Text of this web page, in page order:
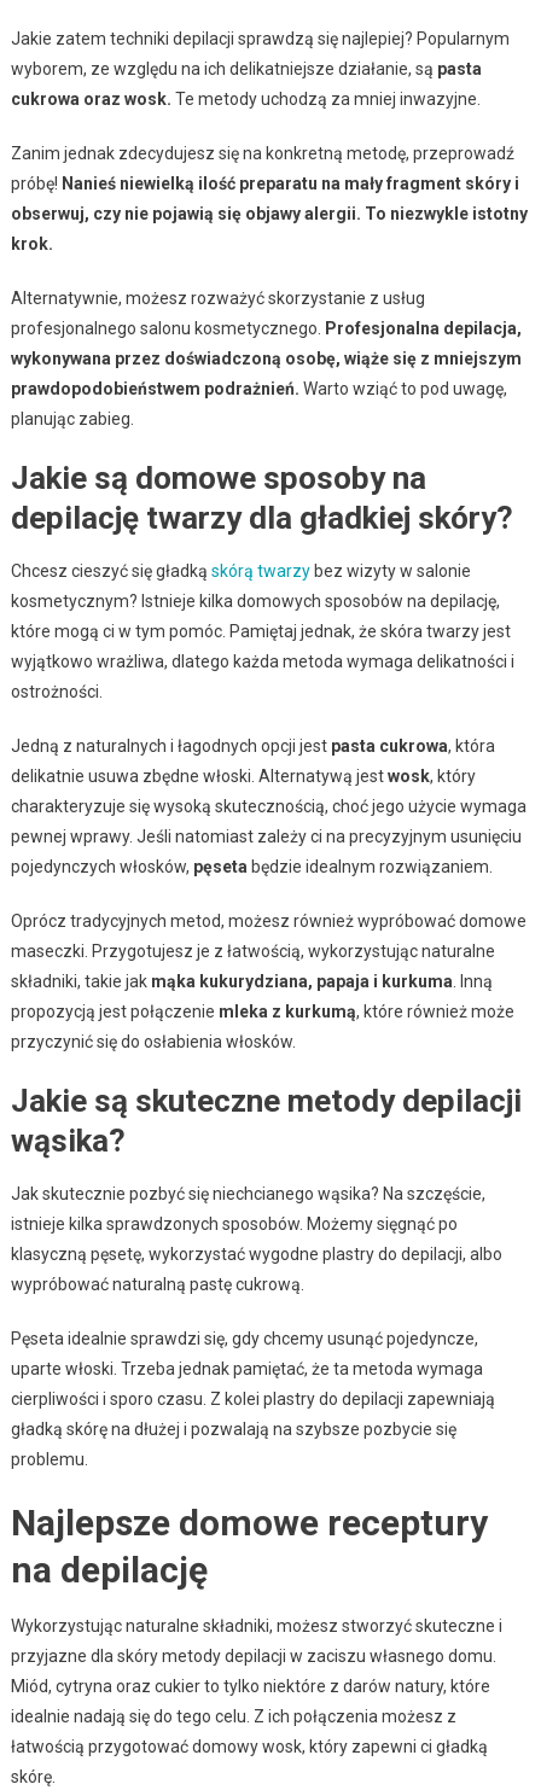
Jakie zatem techniki depilacji sprawdzą się najlepiej? Popularnym
wyborem, ze względu na ich delikatniejsze działanie, są pasta
cukrowa oraz wosk. Te metody uchodzą za mniej inwazyjne.
Zanim jednak zdecydujesz się na konkretną metodę, przeprowadź
próbę! Nanieś niewielką ilość preparatu na mały fragment skóry i
obserwuj, czy nie pojawią się objawy alergii. To niezwykle istotny
krok.
Alternatywnie, możesz rozważyć skorzystanie z usług
profesjonalnego salonu kosmetycznego.
Profesjonalna depilacja,
wykonywana przez doświadczoną osobę, wiąże się z mniejszym
prawdopodobieństwem podrażnień. Warto wziąć to pod uwagę,
planując zabieg.
Jakie są domowe sposoby na
depilację twarzy dla gładkiej skóry?
Chcesz cieszyć się gładką skórą twarzybez wizyty w salonie
kosmetycznym? Istnieje kilka domowych sposobów na depilację,
które mogą ci w tym pomóc. Pamiętaj jednak, że skóra twarzy jest
wyjątkowo wrażliwa, dlatego każda metoda wymaga delikatności i
ostrożności.
Jedną z naturalnych i łagodnych opcji jest pasta cukrowa, która
delikatnie usuwa zbędne włoski. Alternatywą jestwosk, który
charakteryzuje się wysoką skutecznością, choć jego użycie wymaga
pewnej wprawy. Jeśli natomiast zależy ci na precyzyjnym usunięciu
pojedynczych włosków, pęseta będzie idealnym rozwiązaniem.
Oprócz tradycyjnych metod, możesz również wypróbować domowe
maseczki. Przygotujesz je z łatwością, wykorzystując naturalne
składniki, takie jak mąka kukurydziana, papaja i kurkuma . Inną
propozycją jest połączenie mleka z kurkumą, które również może
przyczynić się do osłabienia włosków.
Jakie są skuteczne metody depilacji
wąsika?
Jak skutecznie pozbyć się niechcianego wąsika? Na szczęście,
istnieje kilka sprawdzonych sposobów. Możemy sięgnąć po
klasyczną pęsetę, wykorzystać wygodne plastry do depilacji, albo
wypróbować naturalną pastę cukrową.
Pęseta idealnie sprawdzi się, gdy chcemy usunąć pojedyncze,
uparte włoski. Trzeba jednak pamiętać, że ta metoda wymaga
cierpliwości i sporo czasu. Z kolei plastry do depilacji zapewniają
gładką skórę na dłużej i pozwalają na szybsze pozbycie się
problemu.
Najlepsze domowe receptury
na depilację
Wykorzystując naturalne składniki, możesz stworzyć skuteczne i
przyjazne dla skóry metody depilacji w zaciszu własnego domu.
Miód, cytryna oraz cukier to tylko niektóre z darów natury, które
idealnie nadają się do tego celu. Z ich połączenia możesz z
łatwością przygotować domowy wosk, który zapewni ci gładką
skórę.